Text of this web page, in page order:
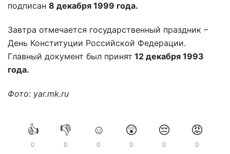
подписан 8 декабря 1999 года.
Завтра отмечается государственный праздник –
День Конституции Российской Федерации.
Главный документ был принят 12 декабря 1993
года.
Фото: yar.mk.ru
👍
0
👎
0
☺️
0
😲
0
😔
0
😡
0